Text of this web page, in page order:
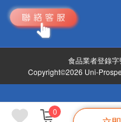
0
食品業者登錄
Copyright©2026 Uni-